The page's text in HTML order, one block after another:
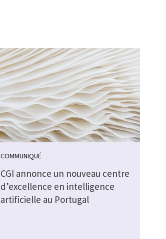
COMMUNIQUÉ
CGI annonce un nouveau centre
d’excellence en intelligence
artificielle au Portugal